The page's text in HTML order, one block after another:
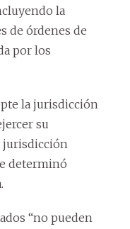
la
de órdenes de
por los
la jurisdicción
su
jurisdicción
determinó
“no pueden